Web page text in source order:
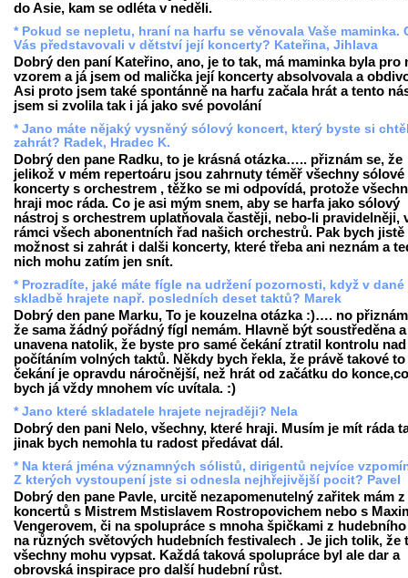
do Asie, kam se odléta v neděli.
* Pokud se nepletu, hraní na harfu se věnovala Vaše maminka.
Vás představovali v dětství její koncerty? Kateřina, Jihlava
Dobrý den paní Kateřino, ano, je to tak, má maminka byla pro
vzorem a já jsem od malička její koncerty absolvovala a
Asi proto jsem také spontánně na harfu začala hrát a tento
jsem si zvolila tak i já jako své povolání
* Jano máte nějaký vysněný sólový koncert, který byste si
zahrát? Radek, Hradec K.
Dobrý den pane Radku, to je krásná otázka….. přiznám se, že
jelikož v mém repertoáru jsou zahrnuty téměř všechny sólové
koncerty s orchestrem , těžko se mi odpovídá, protože
hraji moc ráda. Co je asi mým snem, aby se harfa jako sólový
nástroj s orchestrem uplatňovala častěji, nebo-li pravidelněji,
rámci všech abonentních řad našich orchestrů. Pak bych jistě
možnost si zahrát i dalši koncerty, které třeba ani neznám a
nich mohu zatím jen snít.
* Prozradíte, jaké máte fígle na udržení pozornosti, když v dané
skladbě hrajete např. posledních deset taktů? Marek
Dobrý den pane Marku, To je kouzelna otázka :)…. no
že sama žádný pořádný fígl nemám. Hlavně být soustředěna
unavena natolik, že byste pro samé čekání ztratil kontrolu nad
počítáním volných taktů. Někdy bych řekla, že právě takové to
čekání je opravdu náročnější, než hrát od začátku do
bych já vždy mnohem víc uvítala. :)
* Jano které skladatele hrajete nejraději? Nela
Dobrý den pani Nelo, všechny, které hraji. Musím je mít ráda
jinak bych nemohla tu radost předávat dál.
* Na která jména významných sólistů, dirigentů nejvíce
Z kterých vystoupení jste si odnesla nejhřejivější pocit? Pavel
Dobrý den pane Pavle, urcitě nezapomenutelný zařitek mám z
koncertů s Mistrem Mstislavem Rostropovichem nebo s
Vengerovem, či na spolupráce s mnoha špičkami z
na různých světových hudebních festivalech . Je jich tolik, že
všechny mohu vypsat. Každá taková spolupráce byl ale dar a
obrovská inspirace pro další hudební růst.